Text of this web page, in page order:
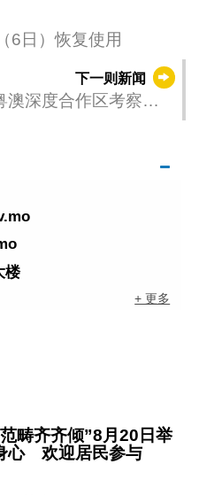
6日）恢复使用
下一则新闻
澳深度合作区考察调
楼
+ 更多
畴齐齐倾”8月20日举
心 欢迎居民参与